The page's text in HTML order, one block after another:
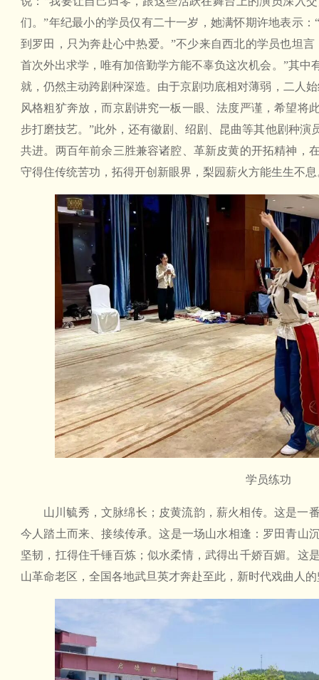
们。”年纪最小的学员仅有二十一岁，她满怀期许地表示
到罗田，只为奔赴心中热爱。”不少来自西北的学员也坦
首次外出求学，唯有加倍勤学方能不辜负这次机会。”其中
就，仍然主动跨剧种深造。由于京剧功底相对薄弱，二人
风格粗犷奔放，而京剧讲究一板一眼、法度严谨，希望将
步打磨技艺。”此外，还有徽剧、绍剧、昆曲等其他剧种演
共进。两百年前余三胜兼容诸腔、革新皮黄的开拓精神，
守得住传统苦功，拓得开创新眼界，梨园薪火方能生生不息
学员练功
山川毓秀，文脉绵长；皮黄流韵，薪火相传。这是一
今人踏土而来、接续传承。这是一场山水相逢：罗田青
坚韧，扛得住千锤百炼；似水柔情，武得出千娇百媚。这
山革命老区，全国各地武旦英才奔赴至此，新时代戏曲人